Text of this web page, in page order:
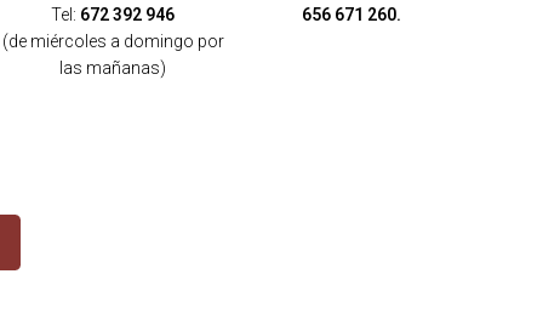
Tel: 672 392 946
(de miércoles a domingo por
las mañanas)
656 671 260.